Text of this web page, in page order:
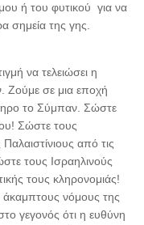
ή του φυτικού ­ για να
σημεία της γης.
να τελειώσει η
Ζούμε σε μια εποχή
το Σύμπαν. Σώστε
Σώστε τους
από τις
τους Ισραηλινούς
τους κληρονομιάς!
νόμους της
γεγονός ότι η ευθύνη